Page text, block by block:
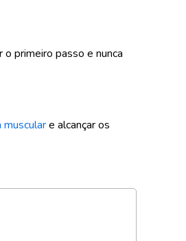
primeiro passo e nunca
e alcançar os